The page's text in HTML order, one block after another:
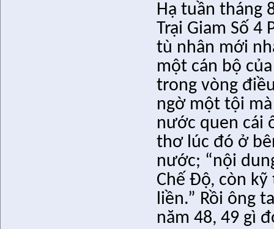
Hạ tuần tháng
Trại Giam Số
tù nhân mới
một cán bộ
trong vòng
ngờ một tội
nước quen cái
thơ lúc đó ở
nước; “nội
Chế Độ, còn kỹ
liền.” Rồi ông
năm 48, 49 gì